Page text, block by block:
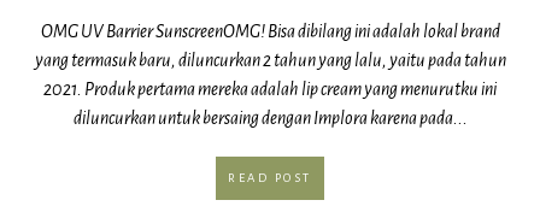
OMG UV Barrier SunscreenOMG! Bisa dibilang ini adalah lokal brand
yang termasuk baru, diluncurkan 2 tahun yang lalu, yaitu pada tahun
2021. Produk pertama mereka adalah lip cream yang menurutku ini
diluncurkan untuk bersaing dengan Implora karena pada...
READ POST